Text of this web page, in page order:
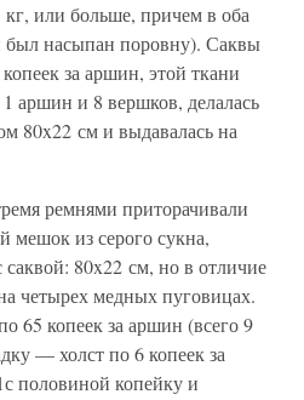
кг, или больше, причем в оба
был насыпан поровну). Саквы
за аршин, этой ткани
аршин и 8 вершков, делалась
80x22 см и выдавалась на
ремнями приторачивали
мешок из серого сукна,
80x22 см, но в отличие
четырех медных пуговицах.
65 копеек за аршин (всего 9
— холст по 6 копеек за
половиной копейку и